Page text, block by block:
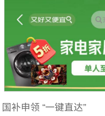
补申领 “一键直达”